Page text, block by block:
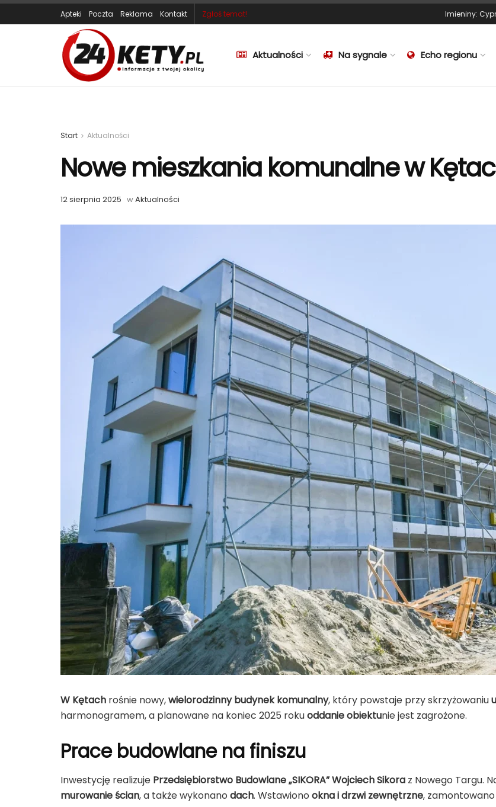
Apteki Poczta Reklama Kontakt Zgłoś temat! Imieniny:
Aktualności Na sygnale Echo regionu
Start Aktualności
Nowe mieszkania komunalne w
12 sierpnia 2025 wAktualności
W Kętach rośnie nowy,wielorodzinny budynek komunalny, który powstaje przy skrzyżowaniu
harmonogramem, a planowane na koniec 2025 rokuoddanie obiektunie jest zagrożone.
Prace budowlane na finiszu
Inwestycję realizuje Przedsiębiorstwo Budowlane „SIKORA” Wojciech Sikora z Nowego Targu.
murowanie ścian, a także wykonano dach. Wstawiono okna i drzwi zewnętrzne, zamontowano